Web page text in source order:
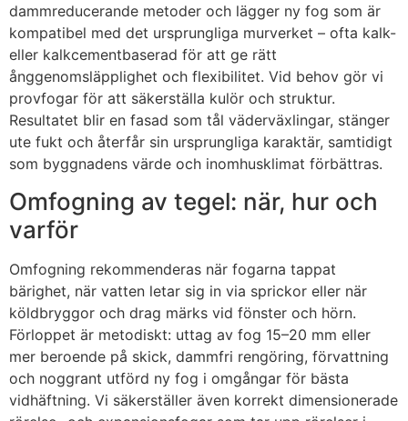
dammreducerande metoder och lägger ny fog som är
kompatibel med det ursprungliga murverket – ofta kalk-
eller kalkcementbaserad för att ge rätt
ånggenomsläpplighet och flexibilitet. Vid behov gör vi
provfogar för att säkerställa kulör och struktur.
Resultatet blir en fasad som tål väderväxlingar, stänger
ute fukt och återfår sin ursprungliga karaktär, samtidigt
som byggnadens värde och inomhusklimat förbättras.
Omfogning av tegel: när, hur och
varför
Omfogning rekommenderas när fogarna tappat
bärighet, när vatten letar sig in via sprickor eller när
köldbryggor och drag märks vid fönster och hörn.
Förloppet är metodiskt: uttag av fog 15–20 mm eller
mer beroende på skick, dammfri rengöring, förvattning
och noggrant utförd ny fog i omgångar för bästa
vidhäftning. Vi säkerställer även korrekt dimensionerade